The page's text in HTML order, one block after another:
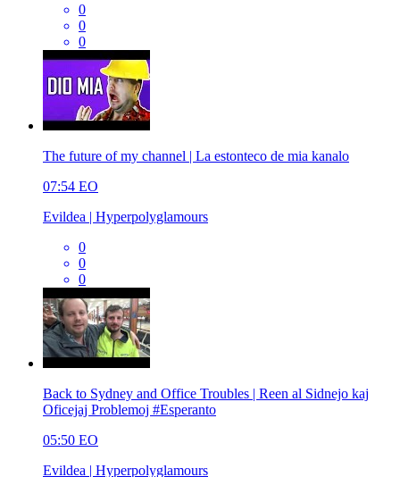
0
0
0
The future of my channel | La estonteco de mia kanalo
07:54 EO
Evildea | Hyperpolyglamours
0
0
0
Back to Sydney and Office Troubles | Reen al Sidnejo kaj
Oficejaj Problemoj #Esperanto
05:50 EO
Evildea | Hyperpolyglamours